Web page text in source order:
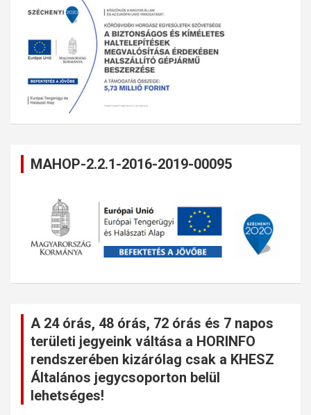
MAHOP-2.2.1-2016-2019-00095
A 24 órás, 48 órás, 72 órás és 7 napos
területi jegyeink váltása a HORINFO
rendszerében kizárólag csak a KHESZ
Általános jegycsoporton belül
lehetséges!